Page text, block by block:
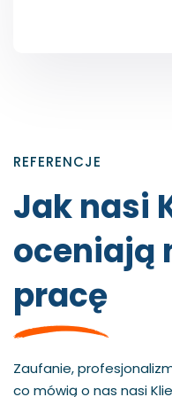
REFERENCJE
Jak nasi
oceniają
pracę
Zaufanie,
co mówią o nas nasi
„Pracujemy z ludźmi z
Dzięki szkoleniom w